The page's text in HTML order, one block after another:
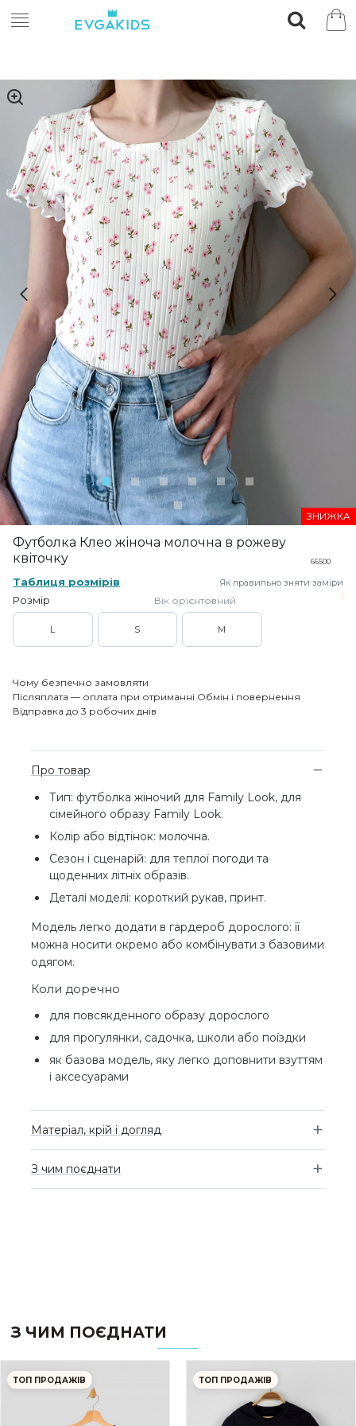
ЗНИЖКА
Футболка Клео жіноча молочна в рожеву
квіточку
66500
Таблиця розмірів Як правильно зняти заміри
Розмір Вік орієнтовний
L S M
Чому безпечно замовляти
Післяплата — оплата при отриманні Обмін і повернення
Відправка до 3 робочих днів
Про товар
Тип: футболка жіночий для Family Look, для
сімейного образу Family Look.
Колір або відтінок: молочна.
Сезон і сценарій: для теплої погоди та
щоденних літніх образів.
Деталі моделі: короткий рукав, принт.
Модель легко додати в гардероб дорослого: її
можна носити окремо або комбінувати з базовими
одягом.
Коли доречно
для повсякденного образу дорослого
для прогулянки, садочка, школи або поїздки
як базова модель, яку легко доповнити взуттям
і аксесуарами
Матеріал, крій і догляд
З чим поєднати
З ЧИМ ПОЄДНАТИ
ТОП ПРОДАЖІВ ТОП ПРОДАЖІВ